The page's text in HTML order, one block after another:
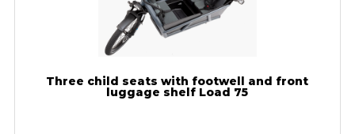
Three child seats with footwell and front
luggage shelf Load 75